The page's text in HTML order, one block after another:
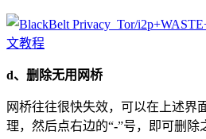
d、删除无用网桥
网桥往往很快失效，可以在上述界
理，然后点右边的“-”号，即可删除